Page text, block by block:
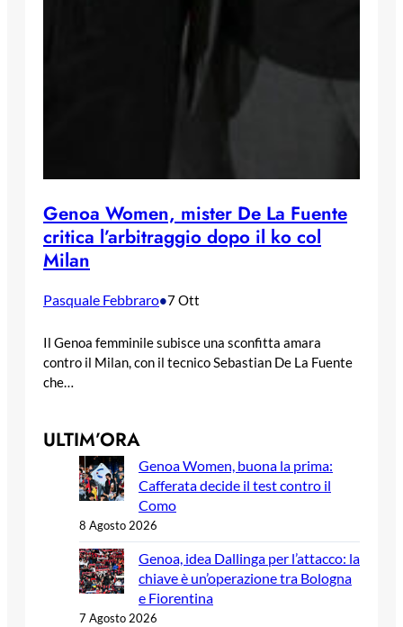
Genoa Women, mister De La Fuente
critica l’arbitraggio dopo il ko col
Milan
Pasquale Febbraro•7 Ott
Il Genoa femminile subisce una sconfitta amara
contro il Milan, con il tecnico Sebastian De La Fuente
che…
ULTIM’ORA
Genoa Women, buona la prima:
Cafferata decide il test contro il
Como
8 Agosto 2026
Genoa, idea Dallinga per l’attacco: la
chiave è un’operazione tra Bologna
e Fiorentina
7 Agosto 2026